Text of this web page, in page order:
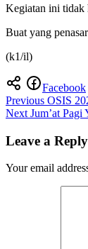
Kegiatan ini tidak
Buat yang
(k1/il)
Facebook
Post
navigation
Previous OSIS
Next Jum’at
Leave a Reply
Your email